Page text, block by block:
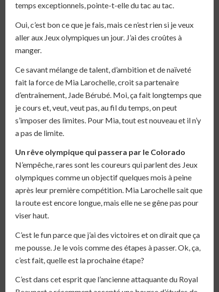
temps exceptionnels, pointe-t-elle du tac au tac.
Oui, c’est bon ce que je fais, mais ce n’est rien si je veux
aller aux Jeux olympiques un jour. J’ai des croûtes à
manger.
Ce savant mélange de talent, d’ambition et de naïveté
fait la force de Mia Larochelle, croit sa partenaire
d’entraînement, Jade Bérubé. Moi, ça fait longtemps que
je cours et, veut, veut pas, au fil du temps, on peut
s’imposer des limites. Pour Mia, tout est nouveau et il n’y
a pas de limite.
Un rêve olympique qui passera par le Colorado
N’empêche, rares sont les coureurs qui parlent des Jeux
olympiques comme un objectif quelques mois à peine
après leur première compétition. Mia Larochelle sait que
la route est encore longue, mais elle ne se gêne pas pour
viser haut.
C’est le fun parce que j’ai des victoires et on dirait que ça
me pousse. Je le vois comme des étapes à passer. Ok, ça,
c’est fait, quelle est la prochaine étape?
C’est dans cet esprit que l’ancienne attaquante du Royal